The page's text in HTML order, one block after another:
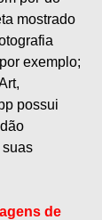
mostrado
exemplo;
possui
suas
de